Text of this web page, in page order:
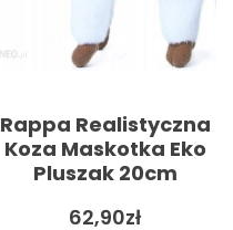
Rappa Realistyczna
Koza Maskotka Eko
Pluszak 20cm
62,90zł